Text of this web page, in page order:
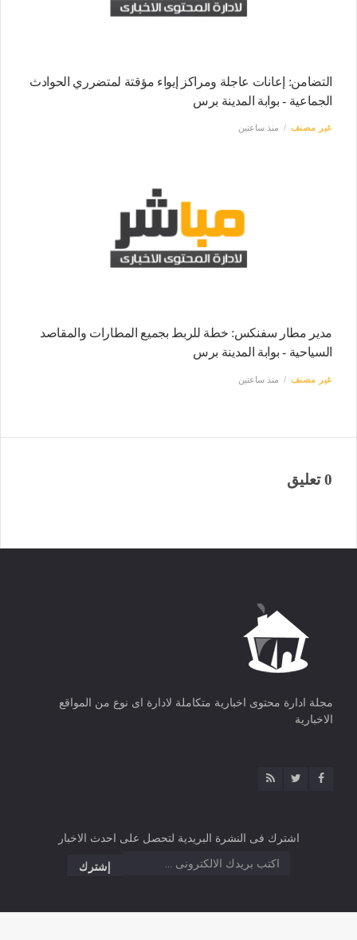
التضامن: إعانات عاجلة ومراكز إيواء مؤقتة لمتضرري الحوادث
الجماعية - بوابة المدينة برس
غير مصنف منذ ساعتين
مدير مطار سفنكس: خطة للربط بجميع المطارات والمقاصد
السياحية - بوابة المدينة برس
غير مصنف منذ ساعتين
0 تعليق
مجلة ادارة محتوى اخبارية متكاملة لادارة اى نوع من المواقع
الاخبارية
اشترك فى النشرة البريدية لتحصل على احدث الاخبار